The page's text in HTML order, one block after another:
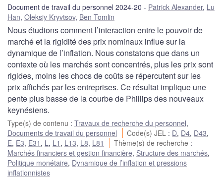
Document de travail du personnel 2024-20 Patrick Alexander, Lu
Han, Oleksiy Kryvtsov, Ben Tomlin
Nous étudions comment l’interaction entre le pouvoir de
marché et la rigidité des prix nominaux influe sur la
dynamique de l’inflation. Nous constatons que dans un
contexte où les marchés sont concentrés, plus les prix sont
rigides, moins les chocs de coûts se répercutent sur les
prix affichés par les entreprises. Ce résultat implique une
pente plus basse de la courbe de Phillips des nouveaux
keynésiens.
Type(s) de contenu : Travaux de recherche du personnel,
Documents de travail du personnel
Code(s) JEL : D, D4, D43,
E, E3, E31 , L , L1 , L13, L8, L81 Thème(s) de recherche :
Marchés financiers et gestion financière, Structure des marchés,
Politique monétaire, Dynamique de l’inflation et pressions
inflationnistes